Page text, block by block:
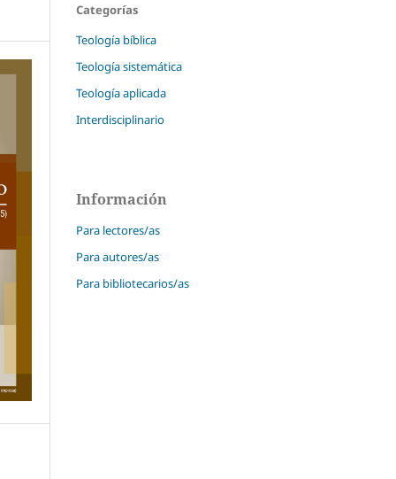
Categorías
Teología bíblica
Teología sistemática
Teología aplicada
Interdisciplinario
Información
Para lectores/as
Para autores/as
Para bibliotecarios/as